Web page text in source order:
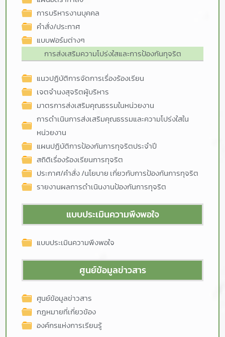
การบริหารงานบุคคล
คำสั่ง/ประกาศ
แบบฟอร์มต่างๆ
การส่งเสริมความโปร่งใสและการป้องกันทุจริต
แนวปฏิบัติการจัดการเรื่องร้องเรียน
เจตจำนงสุจริตผู้บริหาร
มาตรการส่งเสริมคุณธรรมในหน่วยงาน
การดำเนินการส่งเสริมคุณธรรมและความโปร่งใสใน
หน่วยงาน
แผนปฏิบัติการป้องกันการทุจริตประจำปี
สถิติเรื่องร้องเรียนการทุจริต
ประกาศ/คำสั่ง /นโยบาย เกี่ยวกับการป้องกันการทุจริต
รายงานผลการดำเนินงานป้องกันการทุจริต
แบบประเมินความพึงพอใจ
แบบประเมินความพึงพอใจ
ศูนย์ข้อมูลข่าวสาร
ศูนย์ข้อมูลข่าวสาร
กฎหมายที่เกี่ยวข้อง
องค์กรแห่งการเรียนรู้